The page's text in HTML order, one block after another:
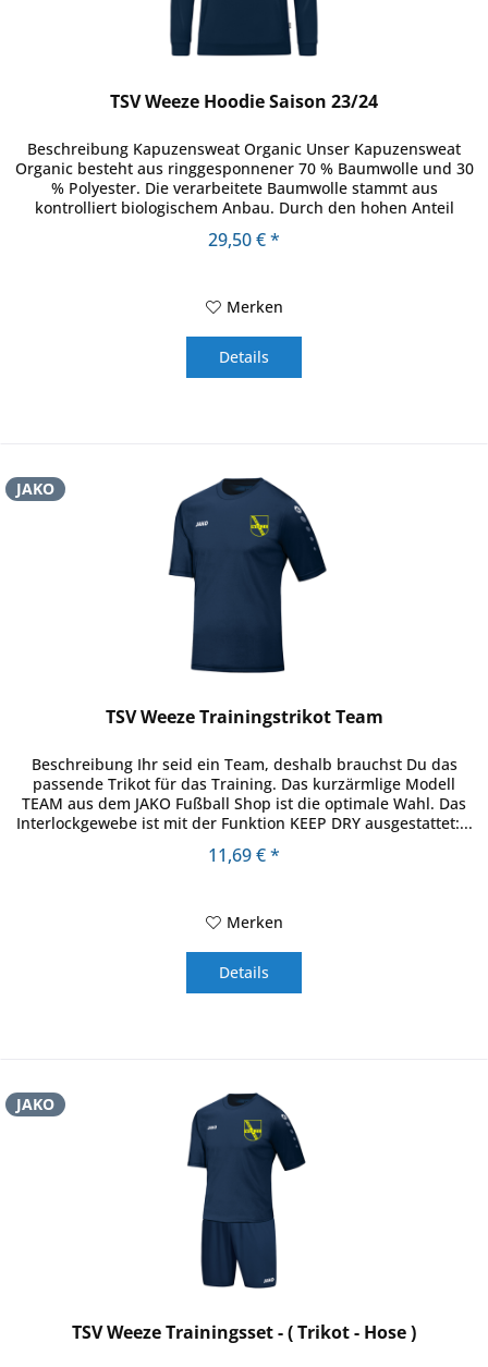
TSV Weeze Hoodie Saison 23/24
Beschreibung Kapuzensweat Organic Unser Kapuzensweat
Organic besteht aus ringgesponnener 70 % Baumwolle und 30
% Polyester. Die verarbeitete Baumwolle stammt aus
kontrolliert biologischem Anbau. Durch den hohen Anteil
29,50 € *
Merken
Details
JAKO
TSV Weeze Trainingstrikot Team
Beschreibung Ihr seid ein Team, deshalb brauchst Du das
passende Trikot für das Training. Das kurzärmlige Modell
TEAM aus dem JAKO Fußball Shop ist die optimale Wahl. Das
Interlockgewebe ist mit der Funktion KEEP DRY ausgestattet:...
11,69 € *
Merken
Details
JAKO
TSV Weeze Trainingsset - ( Trikot - Hose )